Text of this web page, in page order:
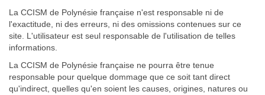
La CCISM de Polynésie française n'est responsable ni de
l'exactitude, ni des erreurs, ni des omissions contenues sur ce
site. L'utilisateur est seul responsable de l'utilisation de telles
informations.
La CCISM de Polynésie française ne pourra être tenue
responsable pour quelque dommage que ce soit tant direct
qu'indirect, quelles qu'en soient les causes, origines, natures ou